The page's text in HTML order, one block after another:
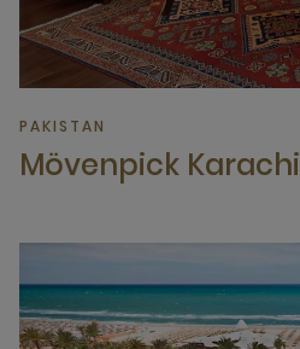
PAKISTAN
Mövenpick Karachi